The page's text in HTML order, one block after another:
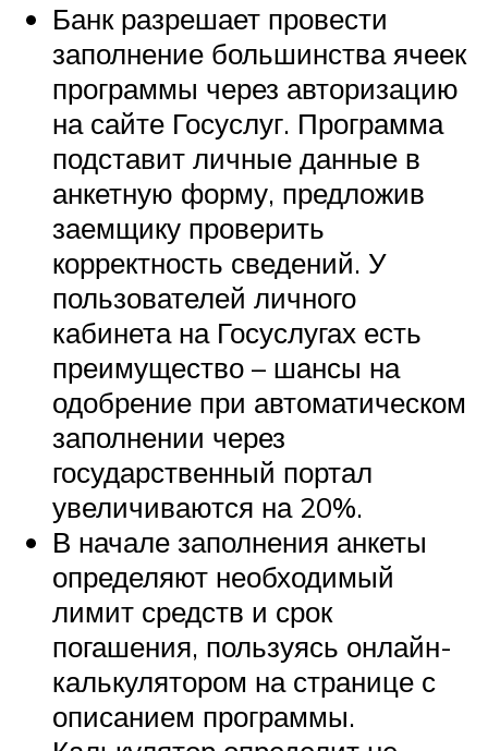
Банк разрешает провести
заполнение большинства ячеек
программы через авторизацию
на сайте Госуслуг. Программа
подставит личные данные в
анкетную форму, предложив
заемщику проверить
корректность сведений. У
пользователей личного
кабинета на Госуслугах есть
преимущество – шансы на
одобрение при автоматическом
заполнении через
государственный портал
увеличиваются на 20%.
В начале заполнения анкеты
определяют необходимый
лимит средств и срок
погашения, пользуясь онлайн-
калькулятором на странице с
описанием программы.